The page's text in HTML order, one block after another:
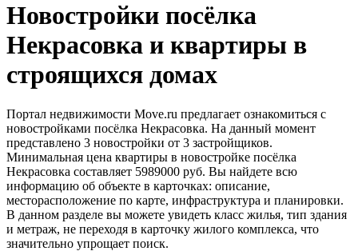
Новостройки посёлка
Некрасовка и квартиры в
строящихся домах
Портал недвижимости Move.ru предлагает ознакомиться с
новостройками посёлка Некрасовка. На данный момент
представлено 3 новостройки от 3 застройщиков.
Минимальная цена квартиры в новостройке посёлка
Некрасовка составляет 5989000 руб. Вы найдете всю
информацию об объекте в карточках: описание,
месторасположение по карте, инфраструктура и планировки.
В данном разделе вы можете увидеть класс жилья, тип здания
и метраж, не переходя в карточку жилого комплекса, что
значительно упрощает поиск.